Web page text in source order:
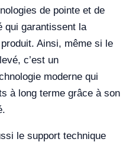
de pointe et de
qui garantissent la
Ainsi, même si le
c’est un
moderne qui
à long terme grâce à son
le support technique